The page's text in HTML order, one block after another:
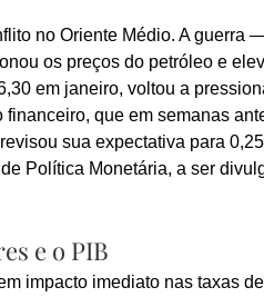
no Oriente Médio. A guerra
os preços do petróleo e
em janeiro, voltou a
que em semanas
sua expectativa para
Política Monetária, a ser
e o PIB
impacto imediato nas taxas